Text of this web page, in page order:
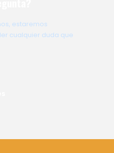
estaremos
cualquier duda que